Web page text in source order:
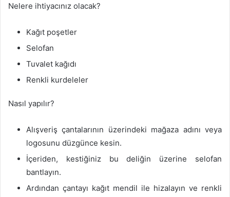
Nelere ihtiyacınız olacak?
Kağıt poşetler
Selofan
Tuvalet kağıdı
Renkli kurdeleler
Nasıl yapılır?
Alışveriş çantalarının üzerindeki mağaza adını veya
logosunu düzgünce kesin.
İçeriden, kestiğiniz bu deliğin üzerine selofan
bantlayın.
Ardından çantayı kağıt mendil ile hizalayın ve renkli